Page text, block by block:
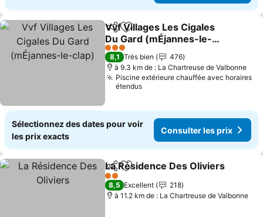
PartagerAjouter à mes favoris
Vvf Villages Les Cigales
Du Gard (mÉjannes-le-
clap)
3 Étoiles
8,1 Très bien
476
à 9.3 km de : La Chartreuse de Valbonne
Piscine extérieure chauffée avec horaires
étendus
Sélectionnez des dates pour voir
les prix exacts
Consulter les prix
PartagerAjouter à mes favoris
La Résidence Des Oliviers
2 Étoiles
8,5 Excellent
218
à 11.2 km de : La Chartreuse de Valbonne